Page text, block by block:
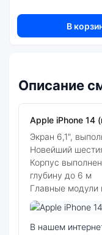
В
Описание
Apple iPhone 14
Экран 6,1",
Новейший
Корпус
глубину до 6 м
Главные модули
В нашем интернет-магазине вы можете купить оригинальный смартфон Apple iPhone 14 (nano SIM+eSIM) 128Gb Yellow (Жёлтый) по выгодной цене. Стоимость смартфона Apple iPhone